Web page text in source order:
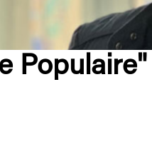
Populaire"